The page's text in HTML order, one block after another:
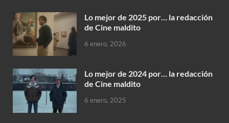
Lo mejor de 2025 por… la redacción
de Cine maldito
6 enero, 2026
Lo mejor de 2024 por… la redacción
de Cine maldito
6 enero, 2025